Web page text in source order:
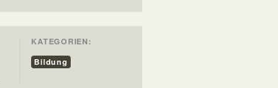
KATEGORIEN:
Bildung